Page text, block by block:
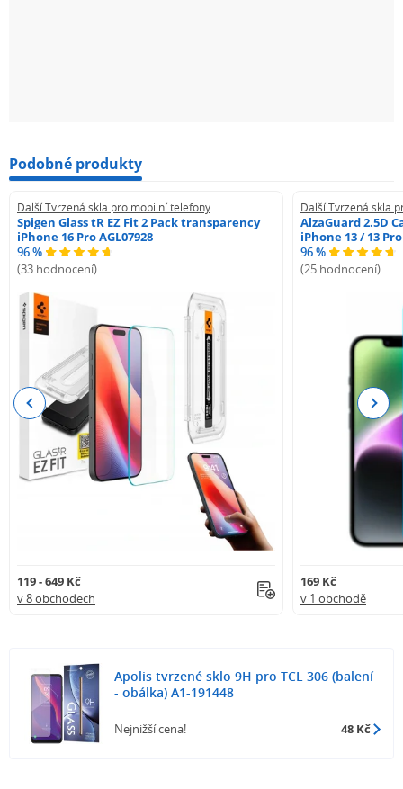
Podobné produkty
Další Tvrzená skla pro mobilní telefony
Spigen Glass tR EZ Fit 2 Pack transparency
iPhone 16 Pro AGL07928
96 %
(33 hodnocení)
119 - 649 Kč
v 8 obchodech
Další Tvrzená skla
AlzaGuard 2.5D
iPhone 13 / 13 Pro
96 %
(25 hodnocení)
169 Kč
v 1 obchodě
Previous Next
Apolis tvrzené sklo 9H pro TCL 306 (balení
- obálka) A1-191448
Nejnižší cena! 48 Kč